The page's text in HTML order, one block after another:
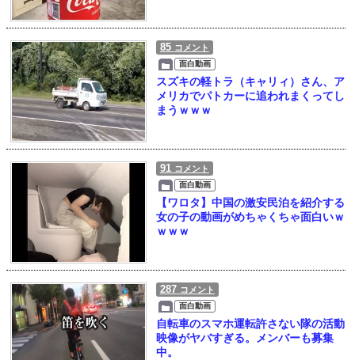
85 コメント
面白動画
スズキの軽トラ（キャリィ）さん、ア
メリカでパトカーに追われまくってし
まうｗｗｗ
91 コメント
面白動画
【ワロタ】中国の激安民泊を紹介する
女の子の動画がめちゃくちゃ面白いｗ
ｗｗｗ
287 コメント
面白動画
自転車のスマホ運転許さない隊の活動
映像がヤバすぎる。メンバーも募集
中。